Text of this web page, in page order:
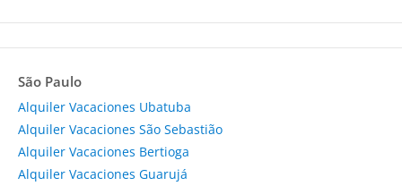
São Paulo
Alquiler Vacaciones Ubatuba
Alquiler Vacaciones São Sebastião
Alquiler Vacaciones Bertioga
Alquiler Vacaciones Guarujá